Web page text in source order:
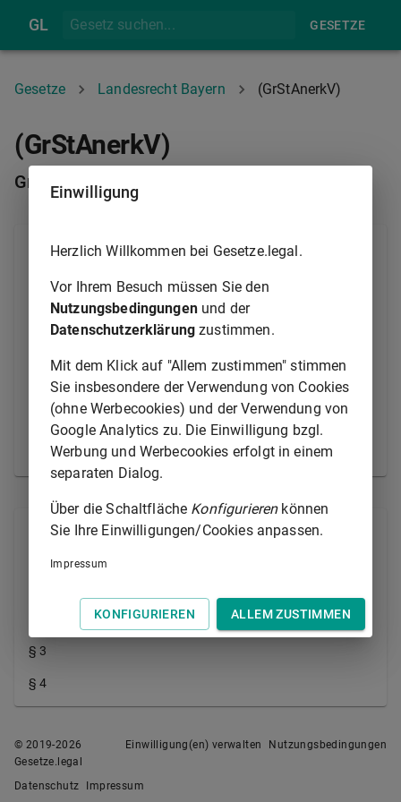
GL GESETZE
Gesetze Landesrecht Bayern (GrStAnerkV)
(GrStAnerkV)
Grundsteuer-Anerkennungsverordnung
Informationen
Ausfertigungsdatum
09.12.1975
Version
Grundsteuer-
Anerkennungsverordnung
Bayerischen Rechtssammlung
(BayRS 611-7-1-F) veröffentlichten
bereinigten Fassung, die durch § 5
der Verordnung vom 30. August
2005 (GVBl. S. 468) geändert
worden ist
Alle Normen
§ 3
§ 4
© 2019-2026
Gesetze.legal
Einwilligung(en) verwalten Nutzungsbedingungen
Datenschutz Impressum
Einwilligung
Herzlich Willkommen bei Gesetze.legal.
Vor Ihrem Besuch müssen Sie den
Nutzungsbedingungenund der
Datenschutzerklärung zustimmen.
Mit dem Klick auf "Allem zustimmen" stimmen
Sie insbesondere der Verwendung von Cookies
(ohne Werbecookies) und der Verwendung von
Google Analytics zu. Die Einwilligung bzgl.
Werbung und Werbecookies erfolgt in einem
separaten Dialog.
Über die Schaltfläche Konfigurierenkönnen
Sie Ihre Einwilligungen/Cookies anpassen.
Impressum
KONFIGURIEREN ALLEM ZUSTIMMEN